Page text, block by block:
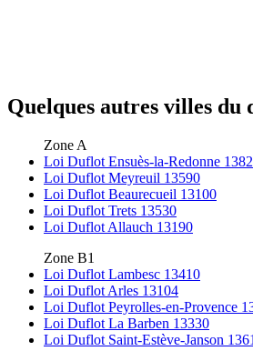
Quelques autres villes du
Zone A
Loi Duflot Ensuès-la-Redonne
Loi Duflot Meyreuil 13590
Loi Duflot Beaurecueil 13100
Loi Duflot Trets 13530
Loi Duflot Allauch 13190
Zone B1
Loi Duflot Lambesc 13410
Loi Duflot Arles 13104
Loi Duflot Peyrolles-en-Provence
Loi Duflot La Barben 13330
Loi Duflot Saint-Estève-Janson